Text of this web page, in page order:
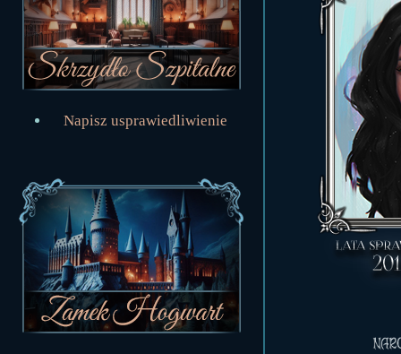
Napisz usprawiedliwienie